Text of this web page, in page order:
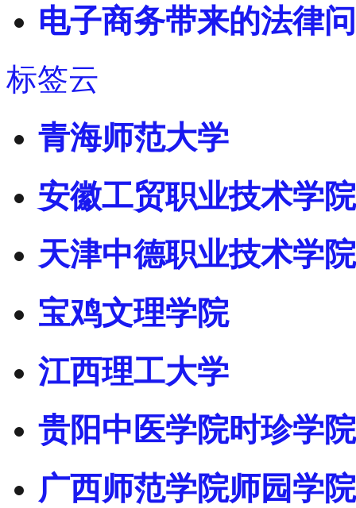
电子商务带来的法律
标签云
青海师范大学
安徽工贸职业技术学院
天津中德职业技术学院
宝鸡文理学院
江西理工大学
贵阳中医学院时珍学院
广西师范学院师园学院